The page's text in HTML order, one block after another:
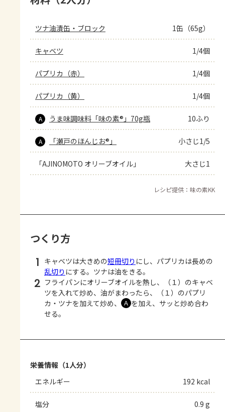
ツナ油漬缶・ブロック 1缶（65g）
キャベツ 1/4個
パプリカ（赤） 1/4個
パプリカ（黄） 1/4個
A うま味調味料「味の素®」70g瓶 10ふり
A 「瀬戸のほんじお®」 小さじ1/5
「AJINOMOTO オリーブオイル」 大さじ1
レシピ提供：味の素KK
つくり方
1 キャベツは大きめの短冊切り にし、パプリカは長めの
乱切り にする。ツナは油をきる。
2 フライパンにオリーブオイルを熱し、（１）のキャベ
ツを入れて炒め、油がまわったら、（１）のパプリ
カ・ツナを加えて炒め、
Ａ を加え、サッと炒め合わ
せる。
栄養情報（1人分）
エネルギー
192 kcal
塩分 0.9 g